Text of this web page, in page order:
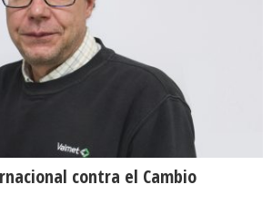
contra el Cambio